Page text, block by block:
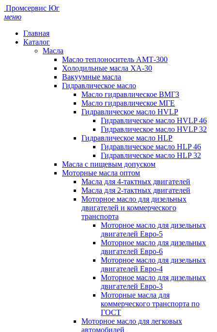
Промсервис Юг
меню
Главная
Каталог
Масла
Масло теплоноситель АМТ-300
Холодильные масла ХА-30
Вакуумные масла
Гидравлическое масло
Масло гидравлическое ВМГЗ
Масло гидравлическое МГЕ
Гидравлическое масло HVLP
Гидравлическое масло HVLP 46
Гидравлическое масло HVLP 32
Гидравлическое масло HLP
Гидравлическое масло HLP 46
Гидравлическое масло HLP 32
Масла с пищевым допуском
Моторные масла оптом
Масла для 4-тактных двигателей
Масла для 2-тактных двигателей
Моторное масло для дизельных
двигателей и коммерческого
транспорта
Моторное масло для дизельных
двигателей Евро-5
Моторное масло для дизельных
двигателей Евро-6
Моторное масло для дизельных
двигателей Евро-4
Моторное масло для дизельных
двигателей Евро-3
Моторные масла для
коммерческого транспорта по
ГОСТ
Моторное масло для легковых
автомобилей